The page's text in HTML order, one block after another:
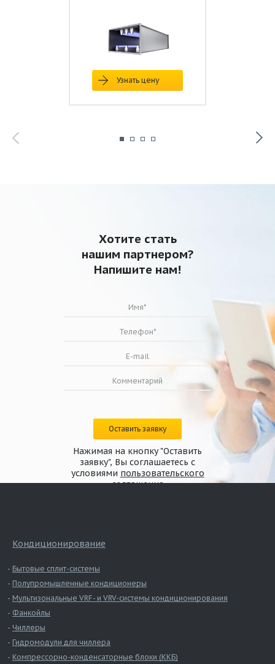
800 500 820
Узнать цену
Хотите стать
нашим партнером?
Напишите нам!
Оставить заявку
Нажимая на кнопку "Оставить
заявку", Вы соглашаетесь с
условиями пользовательского
соглашения
Кондиционирование
Бытовые сплит-системы
Полупромышленные кондиционеры
Мультизональные VRF- и VRV-системы кондиционирования
Фанкойлы
Чиллеры
Гидромодули для чиллера
Компрессорно-конденсаторные блоки (ККБ)